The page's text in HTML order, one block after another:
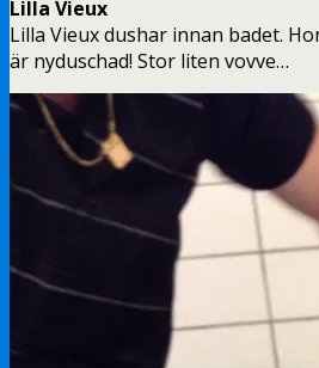
Lilla Vieux
Lilla Vieux dushar innan badet.
är nyduschad! Stor liten vovve…